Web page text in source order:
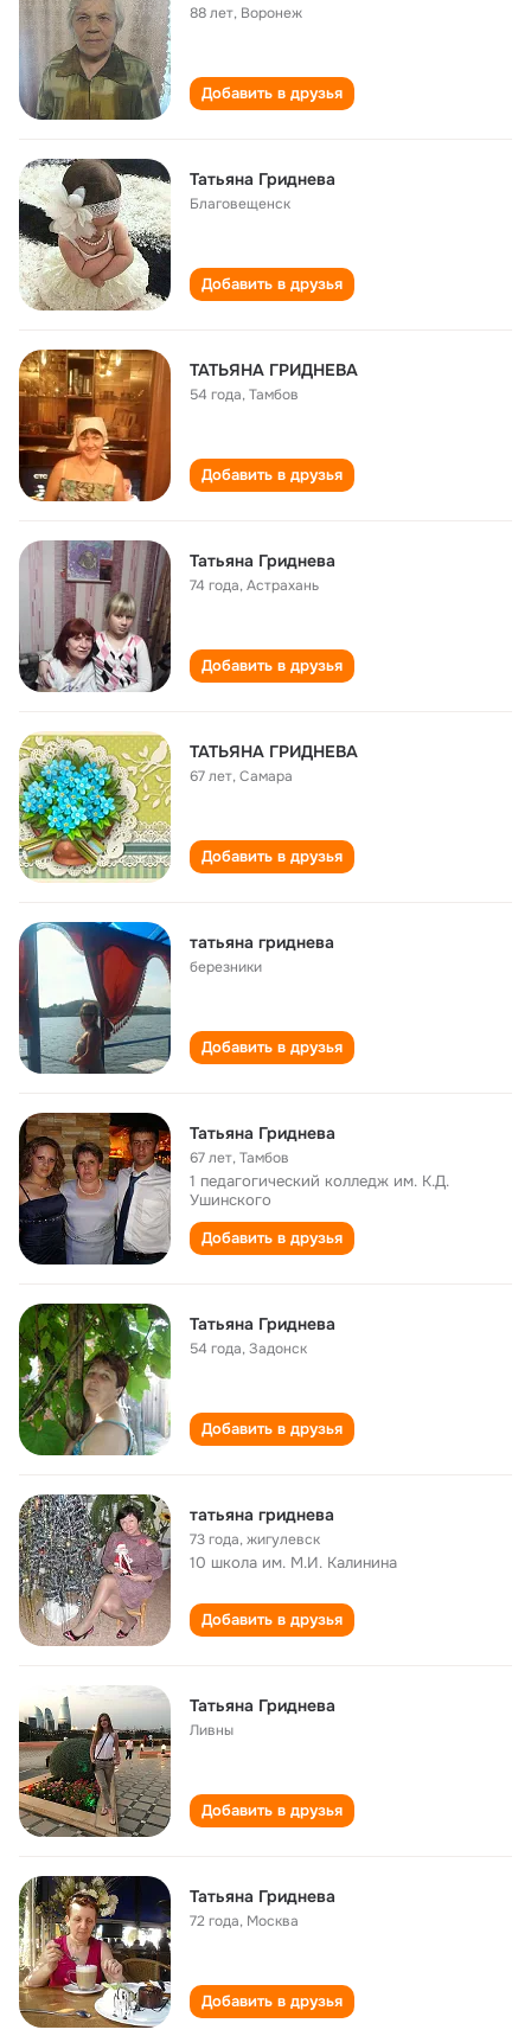
88 лет, Воронеж
Добавить в друзья
Татьяна Гриднева
Благовещенск
Добавить в друзья
ТАТЬЯНА ГРИДНЕВА
54 года,Тамбов
Добавить в друзья
Татьяна Гриднева
74 года,Астрахань
Добавить в друзья
ТАТЬЯНА ГРИДНЕВА
67 лет,Самара
Добавить в друзья
татьяна гриднева
березники
Добавить в друзья
Татьяна Гриднева
67 лет,Тамбов
1 педагогический колледж им. К.Д.
Ушинского
Добавить в друзья
Татьяна Гриднева
54 года,Задонск
Добавить в друзья
татьяна гриднева
73 года,жигулевск
10 школа им. М.И. Калинина
Добавить в друзья
Татьяна Гриднева
Ливны
Добавить в друзья
Татьяна Гриднева
72 года, Москва
Добавить в друзья